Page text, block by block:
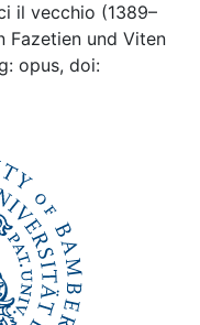
il vecchio (1389–
Fazetien und Viten
opus, doi: